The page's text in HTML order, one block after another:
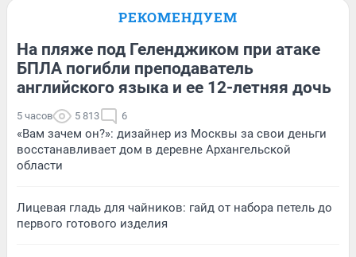
РЕКОМЕНДУЕМ
На пляже под Геленджиком при атаке
БПЛА погибли преподаватель
английского языка и ее 12-летняя дочь
5 часов 5 813 6
«Вам зачем он?»: дизайнер из Москвы за свои деньги
восстанавливает дом в деревне Архангельской
области
Лицевая гладь для чайников: гайд от набора петель до
первого готового изделия